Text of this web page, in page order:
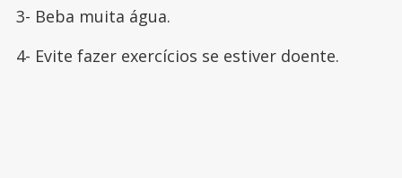
3- Beba muita água.
4- Evite fazer exercícios se estiver doente.